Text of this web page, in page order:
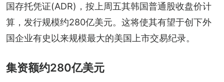
国存托凭证(ADR)，按上周五其韩国普通股收盘价计
算，发行规模约280亿美元。这将使其有望于创下外
国企业有史以来规模最大的美国上市交易纪录。
集资额约280亿美元